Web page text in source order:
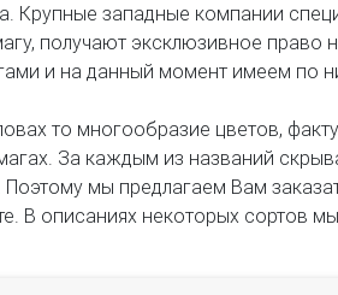
Крупные западные компании
получают эксклюзивное право
и на данный момент имеем по
то многообразие цветов,
За каждым из названий
Поэтому мы предлагаем Вам
В описаниях некоторых сортов